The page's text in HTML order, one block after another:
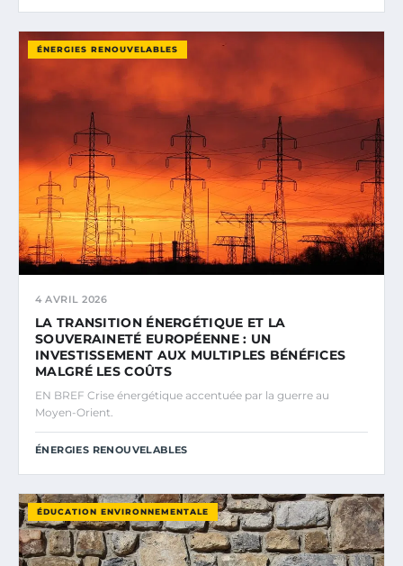
ÉNERGIES RENOUVELABLES
4 AVRIL 2026
LA TRANSITION ÉNERGÉTIQUE ET LA
SOUVERAINETÉ EUROPÉENNE : UN
INVESTISSEMENT AUX MULTIPLES BÉNÉFICES
MALGRÉ LES COÛTS
EN BREF Crise énergétique accentuée par la guerre au
Moyen-Orient.
ÉNERGIES RENOUVELABLES
ÉDUCATION ENVIRONNEMENTALE